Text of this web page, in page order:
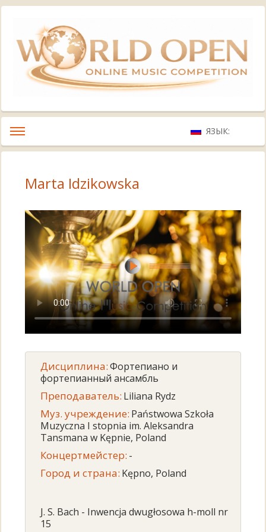
ЯЗЫК:
Marta Idzikowska
Дисциплина:Фортепиано и
фортепианный ансамбль
Преподаватель: Liliana Rydz
Муз. учреждение: Państwowa Szkoła
Muzyczna I stopnia im. Aleksandra
Tansmana w Kępnie, Poland
Концертмейстер: -
Город и страна: Kępno, Poland
J. S. Bach - Inwencja dwugłosowa h-moll nr
15